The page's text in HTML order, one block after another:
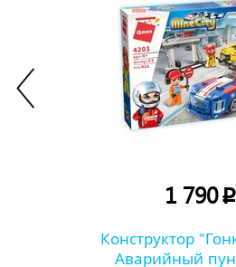
1 790p
Конструктор
Аварийный